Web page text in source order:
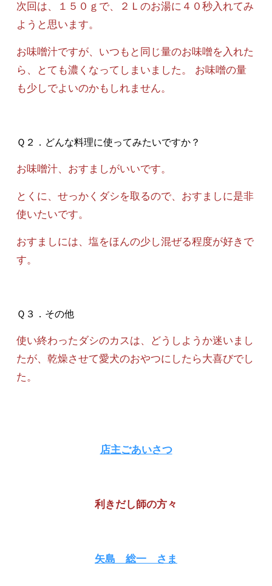
次回は、１５０ｇで、２Ｌのお湯に４０秒入れてみ
ようと思います。
お味噌汁ですが、いつもと同じ量のお味噌を入れた
ら、とても濃くなってしまいました。 お味噌の量
も少しでよいのかもしれません。
Ｑ２．どんな料理に使ってみたいですか？
お味噌汁、おすましがいいです。
とくに、せっかくダシを取るので、おすましに是非
使いたいです。
おすましには、塩をほんの少し混ぜる程度が好きで
す。
Ｑ３．その他
使い終わったダシのカスは、どうしようか迷いまし
たが、乾燥させて愛犬のおやつにしたら大喜びでし
た。
店主ごあいさつ
利きだし師の方々
矢島 総一 さま